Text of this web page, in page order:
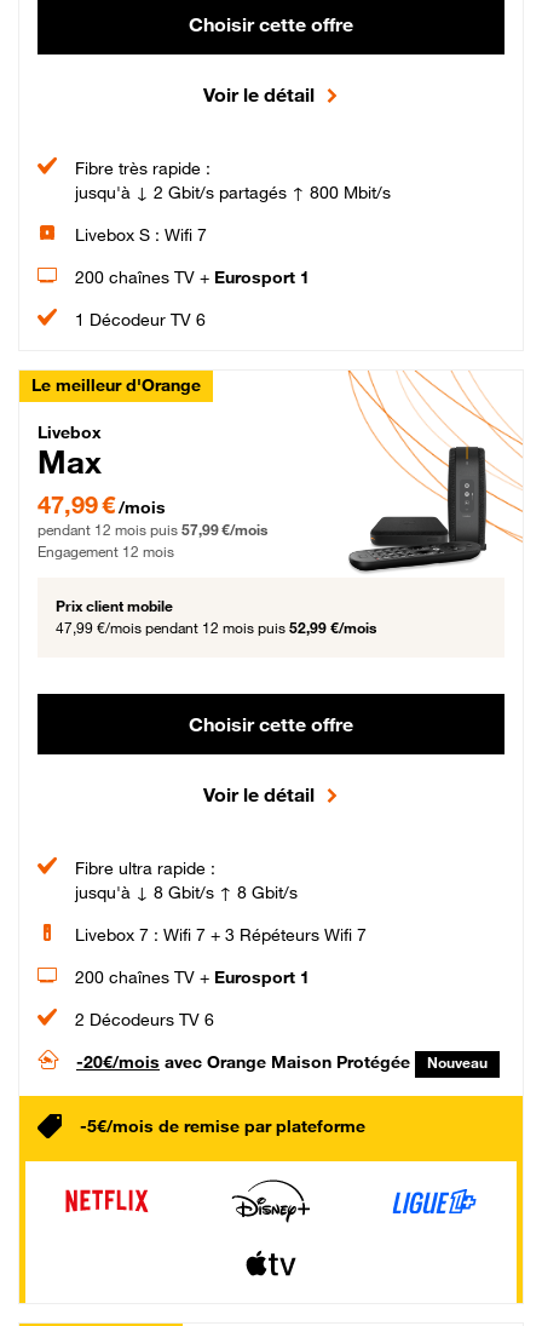
Choisir cette offre
Voir le détail
Fibre très rapide :
jusqu'à ↓ 2 Gbit/s partagés ↑ 800 Mbit/s
Livebox S : Wifi 7
200 chaînes TV + Eurosport 1
1 Décodeur TV 6
Le meilleur d'Orange
Livebox Max Fibre
Livebox
Max
47,99 € par mois pendant 12 mois puis 57,99 € par mois, Engagement 12 mois
47,99 €/mois
pendant 12 mois puis 57,99 €/mois
Engagement 12 mois
Prix client mobile
47,99 €/mois pendant 12 mois puis 52,99 €/mois
Choisir cette offre
Voir le détail
Fibre ultra rapide :
jusqu'à ↓ 8 Gbit/s ↑ 8 Gbit/s
Livebox 7 : Wifi 7 + 3 Répéteurs Wifi 7
200 chaînes TV + Eurosport 1
2 Décodeurs TV 6
-20€/mois avec Orange Maison Protégée Nouveau
-5€/mois de remise par plateforme